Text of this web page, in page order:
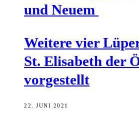
und Neuem
Wei­te­re vier
St. Eli­sa­beth der
vorgestellt
22. JUNI 2021